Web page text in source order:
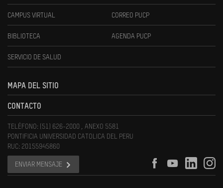
CAMPUS VIRTUAL CORREO PUCP
BIBLIOTECA AGENDA PUCP
SERVICIO DE SALUD
MAPA DEL SITIO
CONTACTO
TELÉFONO: (51) 626-2000 , ANEXO 5581
PONTIFICIA UNIVERSIDAD CATOLICA DEL PERU
RUC: 20155945860
ENVIAR MENSAJE